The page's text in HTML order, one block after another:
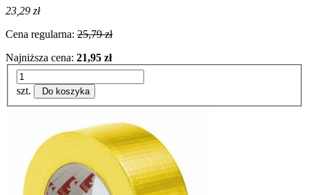
23,29 zł
Cena regularna: 25,79 zł
Najniższa cena: 21,95 zł
szt. Do koszyka